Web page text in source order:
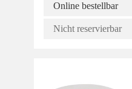
Online bestellbar
Nicht reservierbar